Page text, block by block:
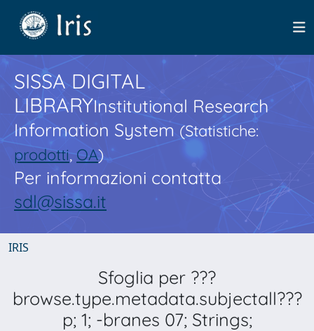
SISSA DIGITAL
LIBRARYInstitutional Research
Information System(Statistiche:
prodotti,OA)
Per informazioni contatta
sdl@sissa.it
IRIS
Sfoglia per ???
browse.type.metadata.subjectall???
p; 1; -branes 07; Strings;